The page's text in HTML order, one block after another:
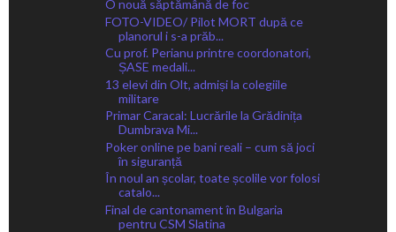
O nouă săptămână de foc
FOTO-VIDEO/ Pilot MORT după ce
planorul i s-a prăb...
Cu prof. Perianu printre coordonatori,
ȘASE medali...
13 elevi din Olt, admiși la colegiile
militare
Primar Caracal: Lucrările la Grădinița
Dumbrava Mi...
Poker online pe bani reali – cum să joci
în siguranță
În noul an școlar, toate școlile vor folosi
catalo...
Final de cantonament în Bulgaria
pentru CSM Slatina